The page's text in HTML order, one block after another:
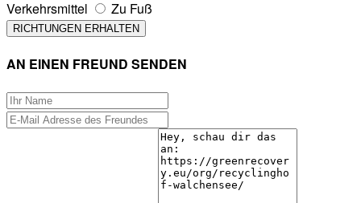
Verkehrsmittel Zu Fuß
AN EINEN FREUND SENDEN